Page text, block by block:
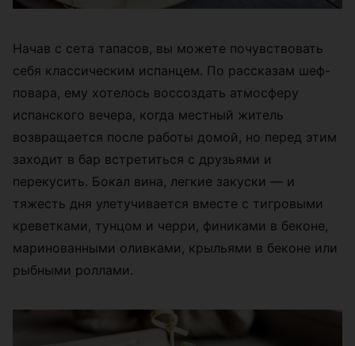
Начав с сета тапасов, вы можете почувствовать
себя классическим испанцем. По рассказам шеф-
повара, ему хотелось воссоздать атмосферу
испанского вечера, когда местный житель
возвращается после работы домой, но перед этим
заходит в бар встретиться с друзьями и
перекусить. Бокал вина, легкие закуски — и
тяжесть дня улетучивается вместе с тигровыми
креветками, тунцом и черри, финиками в беконе,
маринованными оливками, крыльями в беконе или
рыбными роллами.